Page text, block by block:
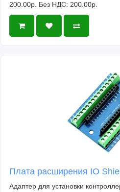
200.00р. Без НДС: 200.00р.
Плата расширения IO
Адаптер для установки